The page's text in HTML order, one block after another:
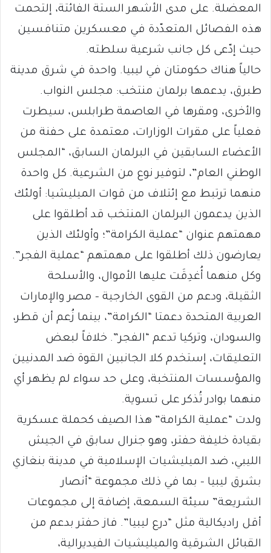
المعضلة. على مدى الأشهر الستة الفائتة، إلتحمت
هذه الفصائل المتعدّدة في معسكرين متنافسين
حيث إدّعى كل جانب شرعية سلطته.
حالياً هناك حكومتان في ليبيا. واحدة في شرق مدينة
طبرق، يدعمها برلمان منتخب: مجلس النواب.
والأخرى، ومقرها في العاصمة طرابلس، سيطرت
فعلياً على مقرات الوزارات، معتمدة على حفنة من
الأعضاء السابقين في البرلمان السابق، “المجلس
الوطني العام”، لتوفير نوع من الشرعية. كل واحدة
منهما ترتبط مع إئتلاف من قوات الميليشيا: أولئك
الذين يدعمون البرلمان المنتخب قد أطلقوا على
مهمتهم عنوان “عملية الكرامة”؛ وأولئك الذين
يعارضون ذلك أطلقوا على مهمتهم “عملية الفجر”.
وكل منهما أُغدِقَت عليها الأموال، والأسلحة
الثقيلة، ودعم من القوى الخارجية – مصر والإمارات
العربية المتحدة دعمتا “الكرامة”، بينما زُعم أن قطر،
والسودان، وتركيا تدعم “الفجر”. خلافاً لبعض
التعليقات، إستخدم كلا الجانبين القوة ضد المدنيين
والمؤسسات المنتخبة، وعلى حد سواء لم يظهر أي
منهما بوادر تُذكر على تسوية.
ولدت “عملية الكرامة” هذا الصيف كحملة عسكرية
بقيادة خليفة حفتر، وهو جنرال سابق في الجيش
الليبي، ضد الميليشيات الإسلامية في مدينة بنغازي
بشرق ليبيا – بما في ذلك مجموعة “أنصار
الشريعة” سيئة السمعة، إضافة إلى مجموعات
أقل راديكالية مثل “درع ليبيا”. فاز حفتر بدعم من
القبائل الشرقية والميليشيات الفيديرالية،